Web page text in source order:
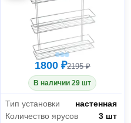
1800 ₽2195 ₽
В наличии 29 шт
Тип установки
настенная
Количество ярусов
3 шт